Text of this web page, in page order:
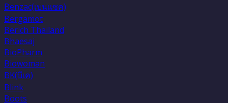
Benzac(เบนเเซค)
Bergamot
Berich Thailand
Bhaesaj
BioPharm
Biowoman
BK(บีเค)
Blink
Boots